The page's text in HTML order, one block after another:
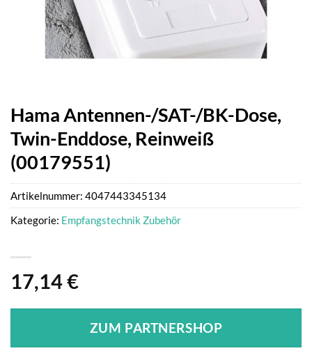
Hama Antennen-/SAT-/BK-Dose,
Twin-Enddose, Reinweiß
(00179551)
17,14€
ZUM PARTNERSHOP
Artikelnummer: 4047443345134
Kategorie: Empfangstechnik Zubehör